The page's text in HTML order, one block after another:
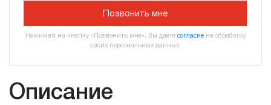
Позвонить мне
Нажимая на кнопку «Позвонить мне», Вы даете согласие на обработку
своих персональных данных.
Описание